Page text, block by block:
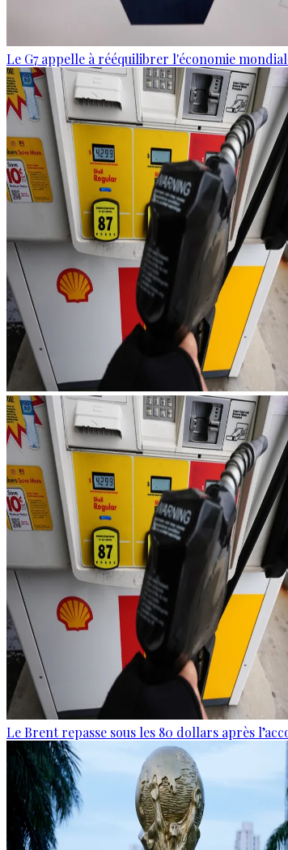
Le G7 appelle à rééquilibrer l'économie
Le Brent repasse sous les 80 dollars après